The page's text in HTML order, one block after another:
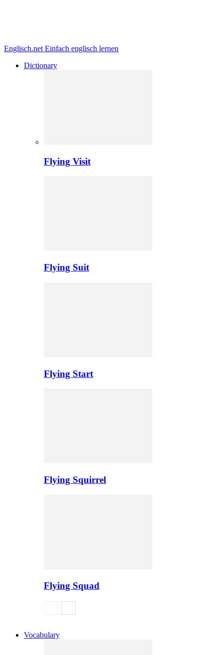
Englisch.net Einfach englisch lernen
Dictionary
Flying Visit
Flying Suit
Flying Start
Flying Squirrel
Flying Squad
Vocabulary